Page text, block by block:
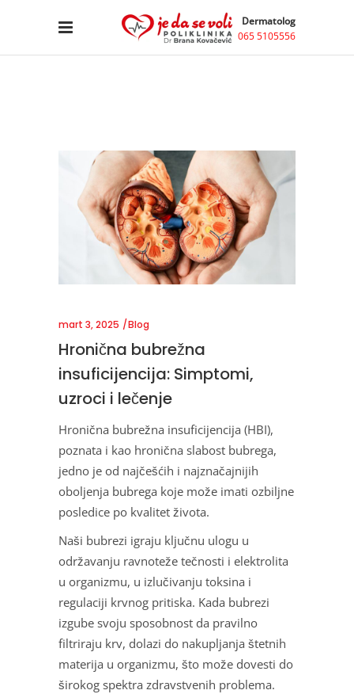
Dermatolog
065 5105556
mart 3, 2025 Blog
Hronična bubrežna
insuficijencija: Simptomi,
uzroci i lečenje
Hronična bubrežna insuficijencija (HBI),
poznata i kao hronična slabost bubrega,
jedno je od najčešćih i najznačajnijih
oboljenja bubrega koje može imati ozbiljne
posledice po kvalitet života.
Naši bubrezi igraju ključnu ulogu u
održavanju ravnoteže tečnosti i elektrolita
u organizmu, u izlučivanju toksina i
regulaciji krvnog pritiska. Kada bubrezi
izgube svoju sposobnost da pravilno
filtriraju krv, dolazi do nakupljanja štetnih
materija u organizmu, što može dovesti do
širokog spektra zdravstvenih problema.